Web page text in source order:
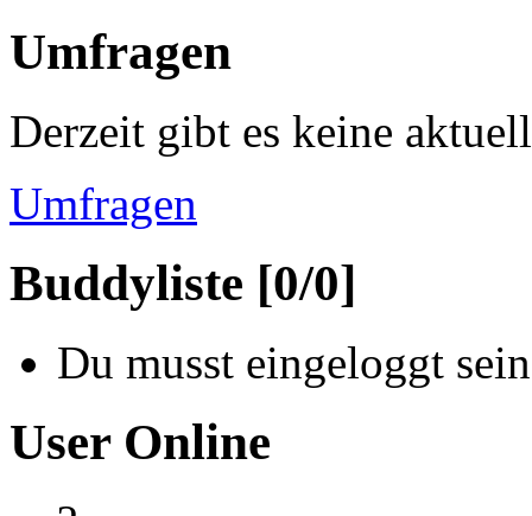
Umfragen
Derzeit gibt es keine
Umfragen
Buddyliste [0/0]
Du musst eingeloggt
User Online